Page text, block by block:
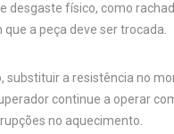
desgaste físico, como
que a peça deve ser trocada.
substituir a resistência no
continue a operar
no aquecimento.